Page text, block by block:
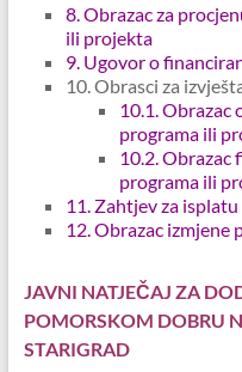
8.Obrazac za
ili projekta
9. Ugovor o
10. Obrasci za
10.1. Obrazac
programa ili
10.2. Obrazac
programa ili
11. Zahtjev za
12. Obrazac izmjene
JAVNI NATJEČAJ ZA
POMORSKOM DOBRU
STARIGRAD